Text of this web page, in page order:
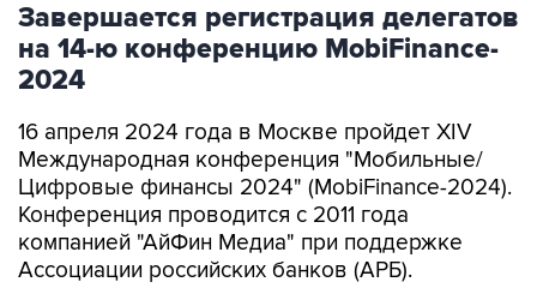
Завершается регистрация делегатов
на 14-ю конференцию MobiFinance-
2024
16 апреля 2024 года в Москве пройдет XIV
Международная конференция "Мобильные/
Цифровые финансы 2024" (MobiFinance-2024).
Конференция проводится с 2011 года
компанией "АйФин Медиа" при поддержке
Ассоциации российских банков (АРБ).